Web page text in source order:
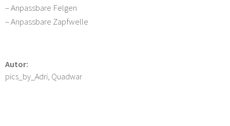
– Anpassbare Felgen
– Anpassbare Zapfwelle
Autor:
pics_by_Adri, Quadwar